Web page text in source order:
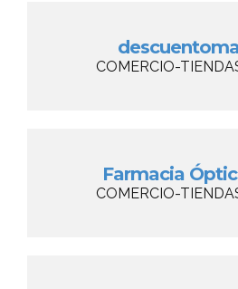
COMERCIO-
Farmacia
COMERCIO-